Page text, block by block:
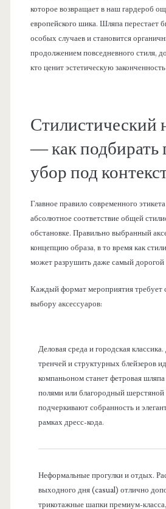
которое возвращает в наш гардероб
европейского шика. Шляпа перестает
особых случаев и становится
продолжением повседневного стиля,
кто ценит эстетическую
Стилистический
— как подбирать
убор под
Главное правило современного
абсолютное соответствие общей
обстановке. Правильно выбранный
концепцию образа, в то время как
может разрушить даже самый дорогой
Каждый формат мероприятия требует
выбору аксессуаров:
Деловая среда и городская
тренчей и структурных блейзеров
компаньоном станет фетровая
полями или благородный
подчеркивают собранность и
рамках дресс-кода.
Неформальные прогулки и отдых.
выходного дня (casual) отлично
трикотажные шапки премиум-